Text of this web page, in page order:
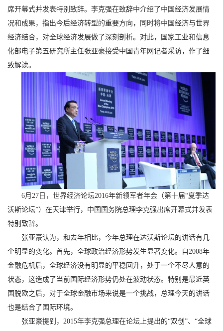
席开幕式并发表特别致辞。李克强在致辞中介绍了中国经济发展情
况和成果，指出今后经济转型的重要方向，同时将中国经济与世界
经济结合，对全球经济发展做了深刻剖析。对此，国家工业和信息
化部电子第五研究所主任张亚豪接受中国青年网记者采访，作了细
致解读。
6月27日，世界经济论坛2016年新领军者年会（第十届“夏季达
沃斯论坛”）在天津举行，中国国务院总理李克强出席开幕式并发表
特别致辞。
张亚豪认为，和去年相比，今年总理在达沃斯论坛的讲话有几
个明显的变化。首先，全球政治经济形势发生显著变化。自2008年
金融危机后，全球经济没有明显的平稳回升，处于一个不尽人意的
状态，这造成了当前国际经济形势仍处在波动状态。特别是最近英
国脱欧之后，对于全球金融市场来说是一个挑战，总理今天的讲话
也是结合了国际环境。
张亚豪提到，2015年李克强总理在论坛上提出的“双创”、“全球